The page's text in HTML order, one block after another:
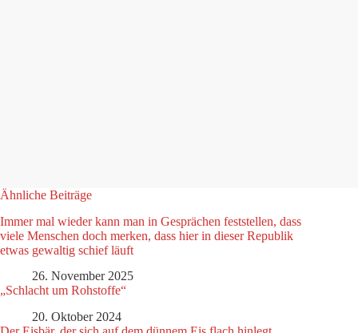
Ähnliche Beiträge
Immer mal wieder kann man in Gesprächen feststellen, dass
viele Menschen doch merken, dass hier in dieser Republik
etwas gewaltig schief läuft
26. November 2025
„Schlacht um Rohstoffe“
20. Oktober 2024